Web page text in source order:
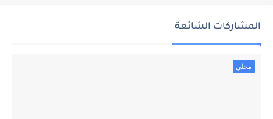
المشاركات الشائعة
محلي